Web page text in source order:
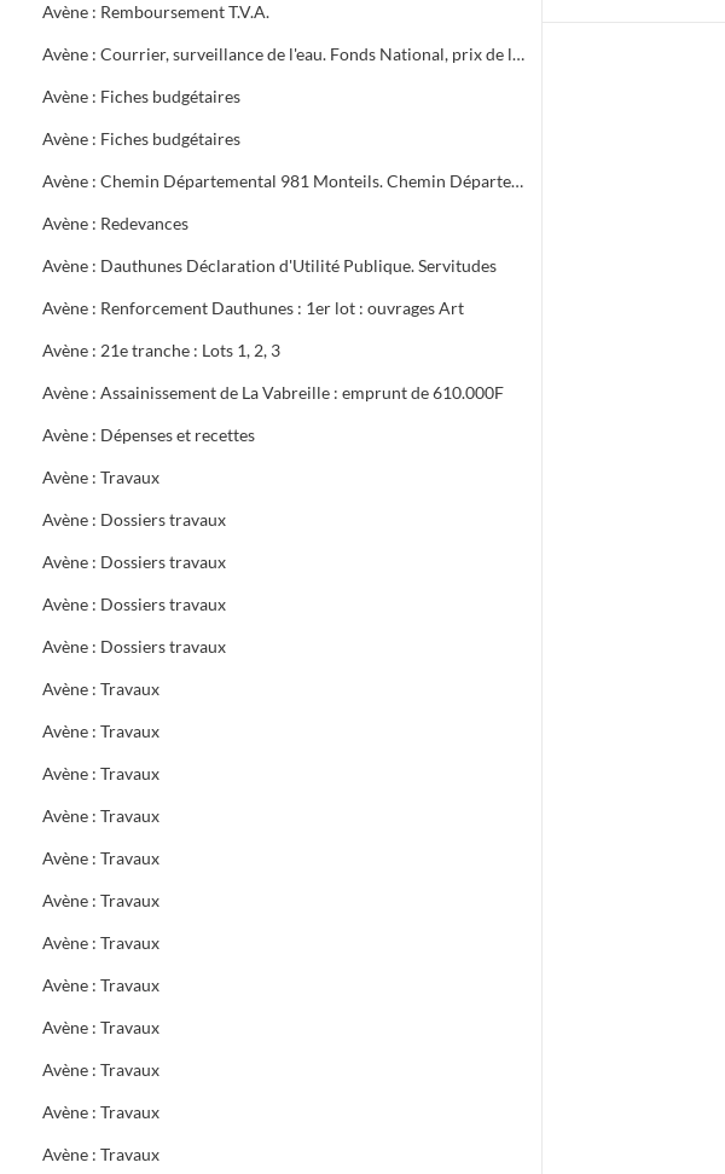
Avène : Remboursement T.V.A.
Avène : Courrier, surveillance de l'eau. Fonds National, prix de l'eau
Avène : Fiches budgétaires
Avène : Fiches budgétaires
Avène : Chemin Départemental 981 Monteils. Chemin Départemental 16 entre Mazac et Salindres. Chemin Départemental 981 Méjannes les Alès
Avène : Redevances
Avène : Dauthunes Déclaration d'Utilité Publique. Servitudes
Avène : Renforcement Dauthunes : 1er lot : ouvrages Art
Avène : 21e tranche : Lots 1, 2, 3
Avène : Assainissement de La Vabreille : emprunt de 610.000F
Avène : Dépenses et recettes
Avène : Travaux
Avène : Dossiers travaux
Avène : Dossiers travaux
Avène : Dossiers travaux
Avène : Dossiers travaux
Avène : Travaux
Avène : Travaux
Avène : Travaux
Avène : Travaux
Avène : Travaux
Avène : Travaux
Avène : Travaux
Avène : Travaux
Avène : Travaux
Avène : Travaux
Avène : Travaux
Avène : Travaux